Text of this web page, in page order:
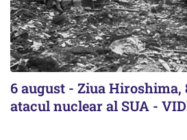
6 august - Ziua Hiroshima,
atacul nuclear al SUA -